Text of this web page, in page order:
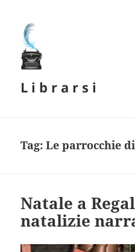
L i b r a r s i
Tag:Le parrocchie
Natale a
natalizie